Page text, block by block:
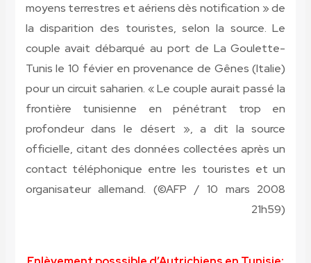
moyens terrestres et aériens dès notification » de
la disparition des touristes, selon la source. Le
couple avait débarqué au port de La Goulette-
Tunis le 10 févier en provenance de Gênes (Italie)
pour un circuit saharien. « Le couple aurait passé la
frontière tunisienne en pénétrant trop en
profondeur dans le désert », a dit la source
officielle, citant des données collectées après un
contact téléphonique entre les touristes et un
organisateur allemand. (©AFP / 10 mars 2008
21h59)